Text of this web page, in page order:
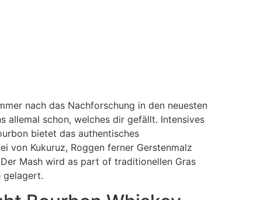
nach das Nachforschung in den neuesten
allemal schon, welches dir gefällt. Intensives
bietet das authentisches
von Kukuruz, Roggen ferner Gerstenmalz
Mash wird as part of traditionellen Gras
gelagert.